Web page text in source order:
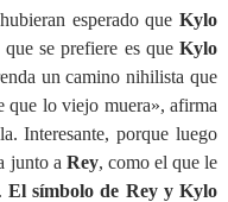
esperado queKylo
se prefiere es queKylo
un camino nihilista que
que lo viejo muera», afirma
Interesante, porque luego
junto a Rey, como el que le
El símbolo de Rey y Kylo